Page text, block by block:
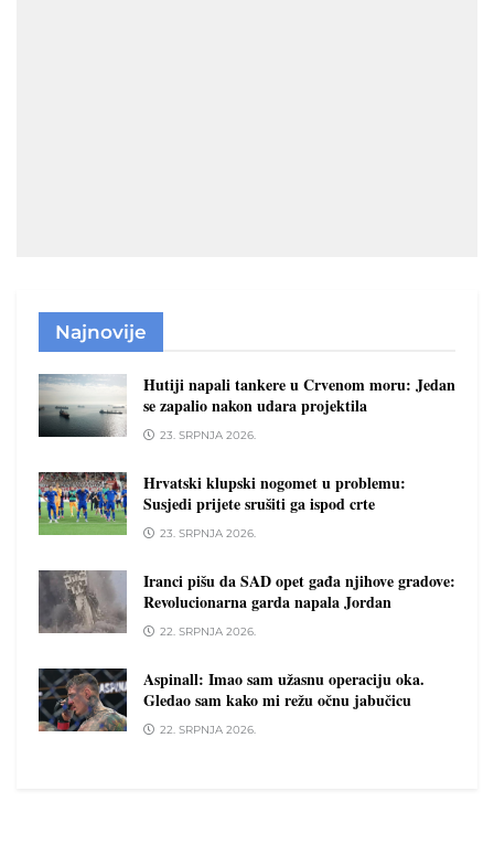
Najnovije
Hutiji napali tankere u Crvenom moru: Jedan
se zapalio nakon udara projektila
23. SRPNJA 2026.
Hrvatski klupski nogomet u problemu:
Susjedi prijete srušiti ga ispod crte
23. SRPNJA 2026.
Iranci pišu da SAD opet gađa njihove gradove:
Revolucionarna garda napala Jordan
22. SRPNJA 2026.
Aspinall: Imao sam užasnu operaciju oka.
Gledao sam kako mi režu očnu jabučicu
22. SRPNJA 2026.